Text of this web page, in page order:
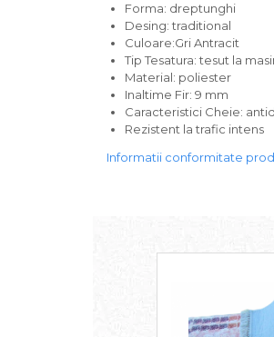
Forma: dreptunghi
Desing: traditional
Culoare:Gri Antracit
Tip Tesatura: tesut la
Material: poliester
Inaltime Fir: 9 mm
Caracteristici Cheie:
Rezistent la trafic intens
Informatii conformitate